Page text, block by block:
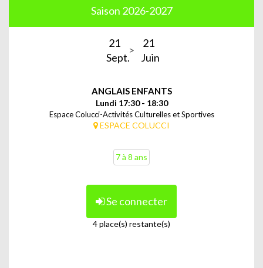
Saison 2026-2027
21
Sept.
21
Juin
ANGLAIS ENFANTS
Lundi 17:30 - 18:30
Espace Colucci-Activités Culturelles et Sportives
ESPACE COLUCCI
7 à 8 ans
Se connecter
4 place(s) restante(s)